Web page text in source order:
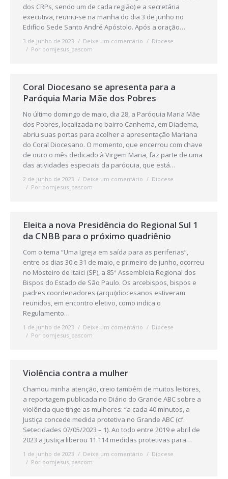
dos CRPs, sendo um de cada região) e a secretária
executiva, reuniu-se na manhã do dia 3 de junho no
Edifício Sede Santo André Apóstolo. Após a oração…
3 de junho de 2023 Deixe um comentário
Diocese
Por bomjesus_pascom
Coral Diocesano se apresenta para a
Paróquia Maria Mãe dos Pobres
No último domingo de maio, dia 28, a Paróquia Maria Mãe
dos Pobres, localizada no bairro Canhema, em Diadema,
abriu suas portas para acolher a apresentação Mariana
do Coral Diocesano. O momento, que encerrou com chave
de ouro o mês dedicado à Virgem Maria, faz parte de uma
das atividades especiais da paróquia, que está…
2 de junho de 2023 Deixe um comentário
Diocese
Por bomjesus_pascom
Eleita a nova Presidência do Regional Sul 1
da CNBB para o próximo quadriênio
Com o tema “Uma Igreja em saída para as periferias”,
entre os dias 30 e 31 de maio, e primeiro de junho, ocorreu
no Mosteiro de Itaici (SP), a 85ª Assembleia Regional dos
Bispos do Estado de São Paulo. Os arcebispos, bispos e
padres coordenadores (arqui)diocesanos estiveram
reunidos, em encontro eletivo, como indica o
Regulamento…
1 de junho de 2023 Deixe um comentário
Diocese
Por bomjesus_pascom
Violência contra a mulher
Chamou minha atenção, creio também de muitos leitores,
a reportagem publicada no Diário do Grande ABC sobre a
violência que tinge as mulheres: “a cada 40 minutos, a
Justiça concede medida protetiva no Grande ABC (cf.
Setecidades 07/05/2023 – 1). Ao todo entre 2019 e abril de
2023 a Justiça liberou 11.114 medidas protetivas para…
1 de junho de 2023 Deixe um comentário
Diocese
Por bomjesus_pascom